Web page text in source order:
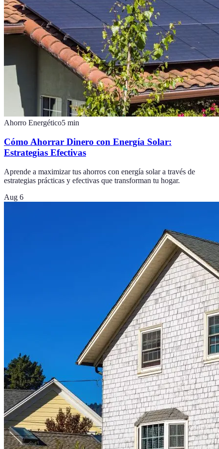
Ahorro Energético5 min
Cómo Ahorrar Dinero con Energía Solar:
Estrategias Efectivas
Aprende a maximizar tus ahorros con energía solar a través de
estrategias prácticas y efectivas que transforman tu hogar.
Aug 6